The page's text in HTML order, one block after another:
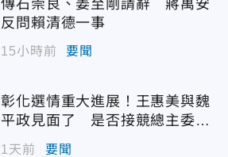
傳石崇良、姜至剛請辭 蔣萬安
反問賴清德一事
15小時前 要聞
彰化選情重大進展！王惠美與魏
平政見面了 是否接競總主委態
度曝光
1天前 要聞